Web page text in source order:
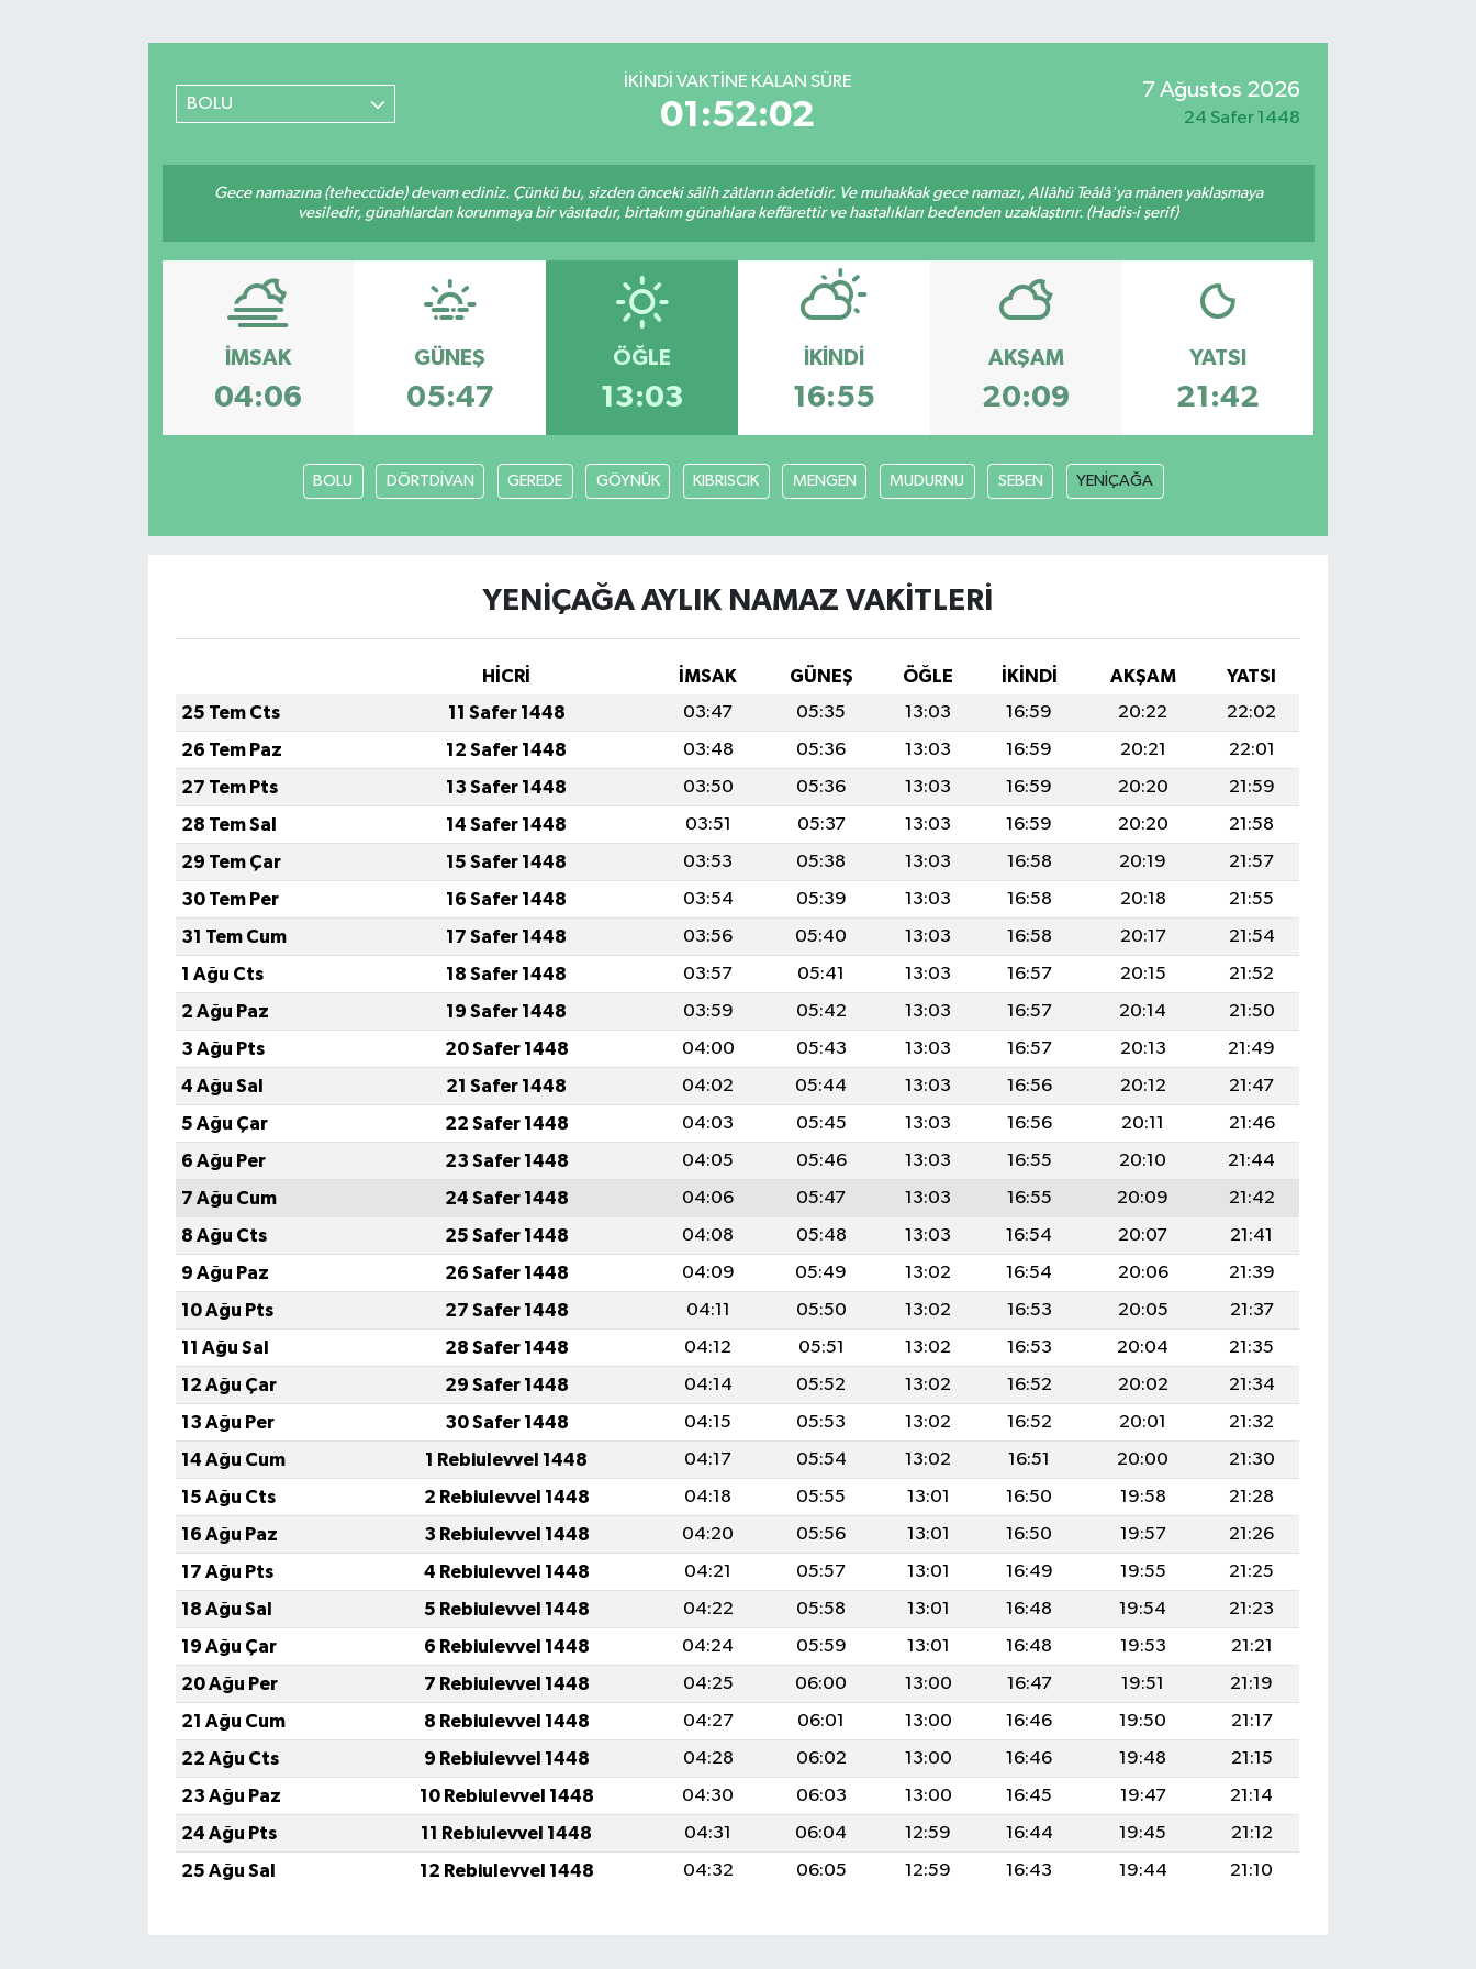
BOLU
İKINDI VAKTINE KALAN SÜRE
01:52:02
7 Ağustos 2026
24 Safer 1448
Gece namazına (teheccüde) devam ediniz. Çünkü bu, sizden önceki sâlih zâtların âdetidir. Ve muhakkak gece namazı, Allâhü Teâlâ'ya mânen yaklaşmaya
vesîledir, günahlardan korunmaya bir vâsıtadır, birtakım günahlara keffârettir ve hastalıkları bedenden uzaklaştırır. (Hadis-i şerif)
İMSAK
04:06
GÜNEŞ
05:47
ÖĞLE
13:03
İKINDI
16:55
AKŞAM
20:09
YATSI
21:42
BOLU DÖRTDİVAN GEREDE GÖYNÜK KIBRISCIK MENGEN MUDURNU SEBEN YENİÇAĞA
YENİÇAĞA AYLIK NAMAZ VAKITLERI
HİCRİ İMSAK GÜNEŞ ÖĞLE İKINDI AKŞAM
YATSI
25 Tem Cts
11 Safer 1448 03:47 05:35 13:03 16:59 20:22
22:02
26 Tem Paz
12 Safer 1448 03:48 05:36 13:03 16:59 20:21
22:01
27 Tem Pts
13 Safer 1448 03:50 05:36 13:03 16:59 20:20
21:59
28 Tem Sal
14 Safer 1448 03:51 05:37 13:03 16:59 20:20
21:58
29 Tem Çar
15 Safer 1448 03:53 05:38 13:03 16:58 20:19
21:57
30 Tem Per
16 Safer 1448 03:54 05:39 13:03 16:58 20:18
21:55
31 Tem Cum
17 Safer 1448 03:56 05:40 13:03 16:58 20:17
21:54
1 Ağu Cts
18 Safer 1448 03:57 05:41 13:03 16:57 20:15
21:52
2 Ağu Paz
19 Safer 1448 03:59 05:42 13:03 16:57 20:14
21:50
3 Ağu Pts
20 Safer 1448 04:00 05:43 13:03 16:57 20:13
21:49
4 Ağu Sal
21 Safer 1448 04:02 05:44 13:03 16:56 20:12
21:47
5 Ağu Çar
22 Safer 1448 04:03 05:45 13:03 16:56 20:11
21:46
6 Ağu Per
23 Safer 1448 04:05 05:46 13:03 16:55 20:10
21:44
7 Ağu Cum
24 Safer 1448 04:06 05:47 13:03 16:55 20:09
21:42
8 Ağu Cts
25 Safer 1448 04:08 05:48 13:03 16:54 20:07
21:41
9 Ağu Paz
26 Safer 1448 04:09 05:49 13:02 16:54 20:06
21:39
10 Ağu Pts
27 Safer 1448 04:11 05:50 13:02 16:53 20:05
21:37
11 Ağu Sal
28 Safer 1448 04:12 05:51 13:02 16:53 20:04
21:35
12 Ağu Çar
29 Safer 1448 04:14 05:52 13:02 16:52 20:02
21:34
13 Ağu Per
30 Safer 1448 04:15 05:53 13:02 16:52 20:01
21:32
14 Ağu Cum
1 Rebiulevvel 1448 04:17 05:54 13:02 16:51 20:00
21:30
15 Ağu Cts
2 Rebiulevvel 1448 04:18 05:55 13:01 16:50 19:58
21:28
16 Ağu Paz
3 Rebiulevvel 1448 04:20 05:56 13:01 16:50 19:57
21:26
17 Ağu Pts
4 Rebiulevvel 1448 04:21 05:57 13:01 16:49 19:55
21:25
18 Ağu Sal
5 Rebiulevvel 1448 04:22 05:58 13:01 16:48 19:54
21:23
19 Ağu Çar
6 Rebiulevvel 1448 04:24 05:59 13:01 16:48 19:53
21:21
20 Ağu Per
7 Rebiulevvel 1448 04:25 06:00 13:00 16:47 19:51
21:19
21 Ağu Cum
8 Rebiulevvel 1448 04:27 06:01 13:00 16:46 19:50
21:17
22 Ağu Cts
9 Rebiulevvel 1448 04:28 06:02 13:00 16:46 19:48
21:15
23 Ağu Paz
10 Rebiulevvel 1448 04:30 06:03 13:00 16:45 19:47
21:14
24 Ağu Pts
11 Rebiulevvel 1448 04:31 06:04 12:59 16:44 19:45
21:12
25 Ağu Sal
12 Rebiulevvel 1448 04:32 06:05 12:59 16:43 19:44 21:10